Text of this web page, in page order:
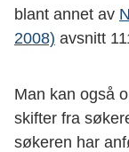
blant annet av
2008) avsnitt
Man kan også
skifter fra
søkeren har